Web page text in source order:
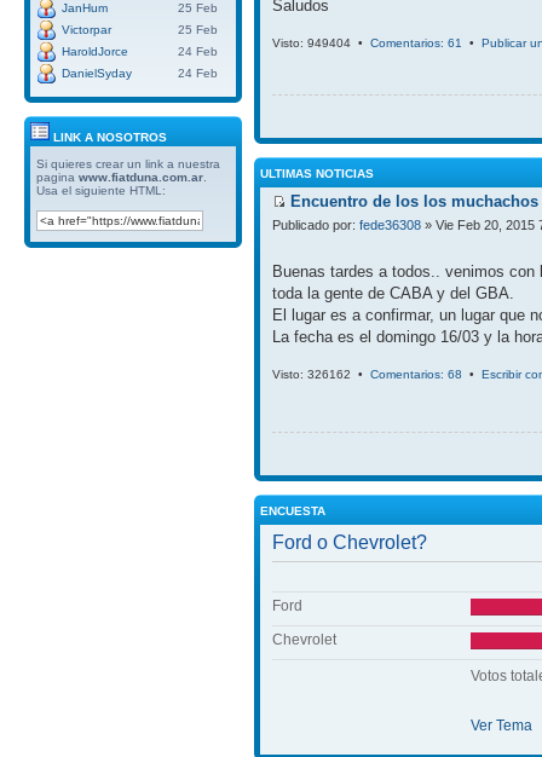
JanHum
25 Feb
Victorpar
25 Feb
HaroldJorce
24 Feb
DanielSyday
24 Feb
LINK A NOSOTROS
Si quieres crear un link a nuestra
pagina www.fiatduna.com.ar
Usa el siguiente HTML:
Saludos
Visto: 949404 • Comentarios: 61 • Publicar
ULTIMAS NOTICIAS
Encuentro de los los
Publicado por: fede36308 » Vie Feb 20, 2015
Buenas tardes a todos.. venimos
toda la gente de CABA y del GBA.
El lugar es a confirmar, un lugar que
La fecha es el domingo 16/03 y la
Visto: 326162 • Comentarios: 68 • Escribir
ENCUESTA
Ford o Chevrolet?
Ford
Chevrolet
Votos
Ver Tema